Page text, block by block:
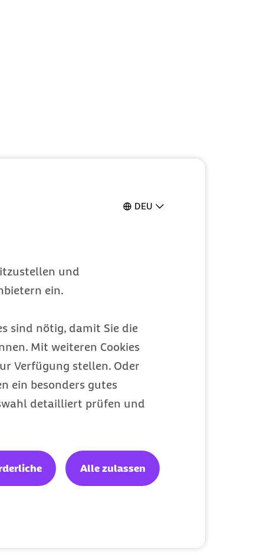
DEU
und
ein.
sind nötig, damit Sie die
Mit weiteren Cookies
Verfügung stellen. Oder
ein besonders gutes
detailliert prüfen und
Alle zulassen